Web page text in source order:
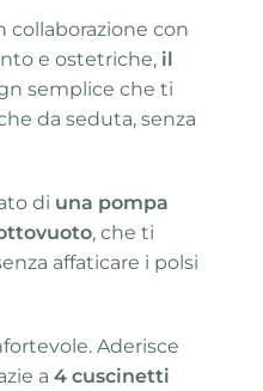
collaborazione con
e ostetriche, il
semplice che ti
da seduta, senza
di una pompa
, che ti
affaticare i polsi
Aderisce
a 4 cuscinetti